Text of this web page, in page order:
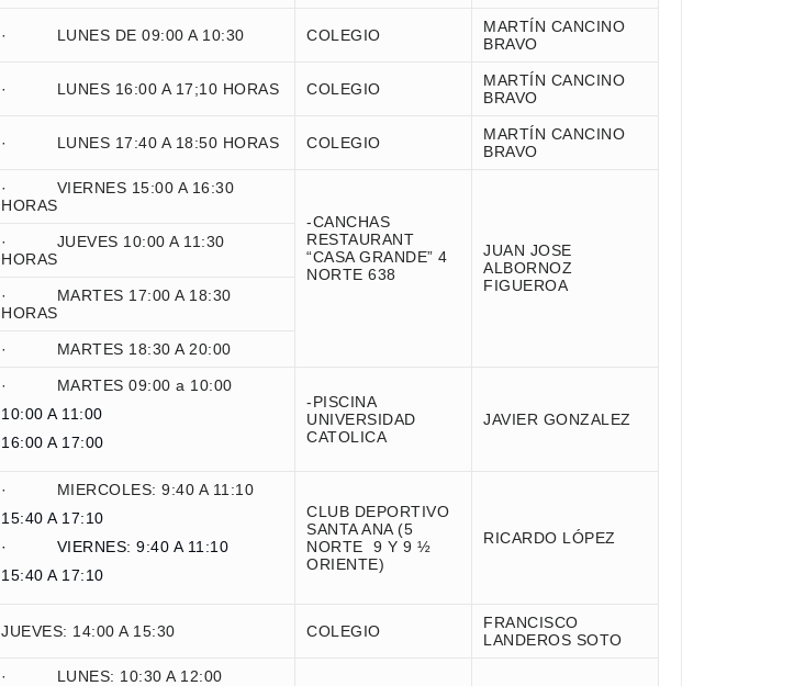
· LUNES DE 09:00 A 10:30 COLEGIO
MARTÍN CANCINO
BRAVO
· LUNES 16:00 A 17;10 HORAS COLEGIO
MARTÍN CANCINO
BRAVO
· LUNES 17:40 A 18:50 HORAS COLEGIO
MARTÍN CANCINO
BRAVO
· VIERNES 15:00 A 16:30
HORAS
-CANCHAS
RESTAURANT
“CASA GRANDE” 4
NORTE 638
JUAN JOSE
ALBORNOZ
FIGUEROA
· JUEVES 10:00 A 11:30
HORAS
· MARTES 17:00 A 18:30
HORAS
· MARTES 18:30 A 20:00
· MARTES 09:00 a 10:00
10:00 A 11:00
16:00 A 17:00
-PISCINA
UNIVERSIDAD
CATOLICA
JAVIER GONZALEZ
· MIERCOLES: 9:40 A 11:10
15:40 A 17:10
· VIERNES: 9:40 A 11:10
15:40 A 17:10
CLUB DEPORTIVO
SANTA ANA (5
NORTE 9 Y 9 ½
ORIENTE)
RICARDO LÓPEZ
JUEVES: 14:00 A 15:30 COLEGIO
FRANCISCO
LANDEROS SOTO
· LUNES: 10:30 A 12:00